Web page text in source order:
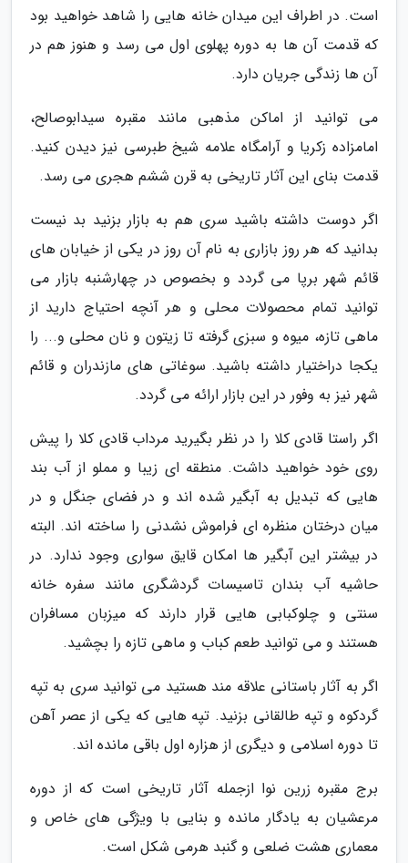
است. در اطراف این میدان خانه هایی را شاهد خواهید بود
که قدمت آن ها به دوره پهلوی اول می رسد و هنوز هم در
آن ها زندگی جریان دارد.
می توانید از اماکن مذهبی مانند مقبره سیدابوصالح،
امامزاده زکریا و آرامگاه علامه شیخ طبرسی نیز دیدن کنید.
قدمت بنای این آثار تاریخی به قرن ششم هجری می رسد.
اگر دوست داشته باشید سری هم به بازار بزنید بد نیست
بدانید که هر روز بازاری به نام آن روز در یکی از خیابان های
قائم شهر برپا می گردد و بخصوص در چهارشنبه بازار می
توانید تمام محصولات محلی و هر آنچه احتیاج دارید از
ماهی تازه، میوه و سبزی گرفته تا زیتون و نان محلی و... را
یکجا دراختیار داشته باشید. سوغاتی های مازندران و قائم
شهر نیز به وفور در این بازار ارائه می گردد.
اگر راستا قادی کلا را در نظر بگیرید مرداب قادی کلا را پیش
روی خود خواهید داشت. منطقه ای زیبا و مملو از آب بند
هایی که تبدیل به آبگیر شده اند و در فضای جنگل و در
میان درختان منظره ای فراموش نشدنی را ساخته اند. البته
در بیشتر این آبگیر ها امکان قایق سواری وجود ندارد. در
حاشیه آب بندان تاسیسات گردشگری مانند سفره خانه
سنتی و چلوکبابی هایی قرار دارند که میزبان مسافران
هستند و می توانید طعم کباب و ماهی تازه را بچشید.
اگر به آثار باستانی علاقه مند هستید می توانید سری به تپه
گردکوه و تپه طالقانی بزنید. تپه هایی که یکی از عصر آهن
تا دوره اسلامی و دیگری از هزاره اول باقی مانده اند.
برج مقبره زرین نوا ازجمله آثار تاریخی است که از دوره
مرعشیان به یادگار مانده و بنایی با ویژگی های خاص و
معماری هشت ضلعی و گنبد هرمی شکل است.